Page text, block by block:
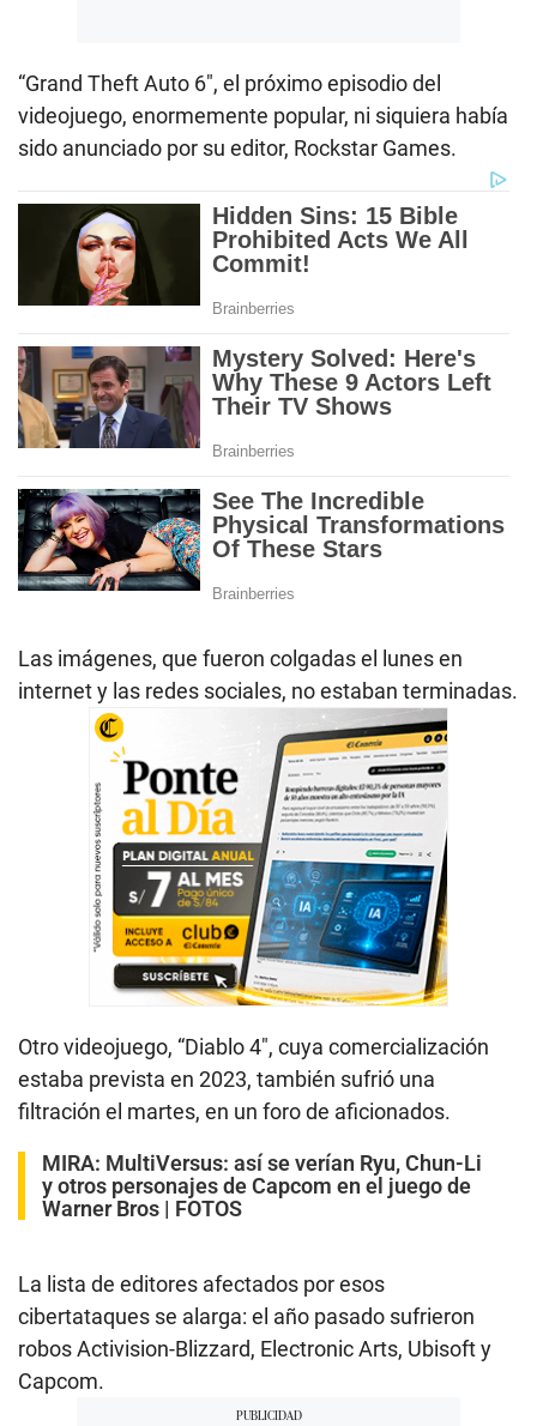
“Grand Theft Auto 6″, el próximo episodio del
videojuego, enormemente popular, ni siquiera había
sido anunciado por su editor, Rockstar Games.
Las imágenes, que fueron colgadas el lunes en
internet y las redes sociales, no estaban terminadas.
Otro videojuego, “Diablo 4″, cuya comercialización
estaba prevista en 2023, también sufrió una
filtración el martes, en un foro de aficionados.
MIRA: MultiVersus: así se verían Ryu, Chun-Li
y otros personajes de Capcom en el juego de
Warner Bros | FOTOS
La lista de editores afectados por esos
cibertataques se alarga: el año pasado sufrieron
robos Activision-Blizzard, Electronic Arts, Ubisoft y
Capcom.